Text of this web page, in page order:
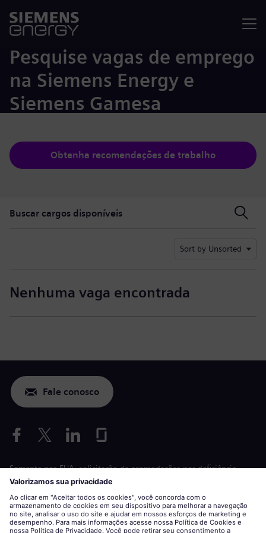
Pesquise vagas de emprego
na Siemens Energy e
Siemens Gamesa
Obtenha recomendações de trabalho
Buscar cargos disponíveis
Sort by Unsorted
Nenhuma vaga encontrada
Fale conosco
Somente nos EUA: solicitação de acomodações por deficiência
Aplicação de condições de trabalho
siemens-energy.comSite global
Informações corporativas Declaração de privacidade